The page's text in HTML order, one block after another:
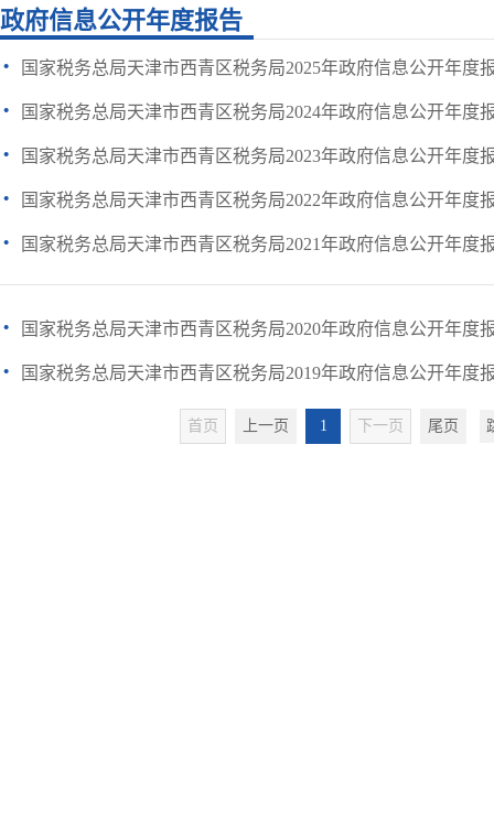
政府信息公开年度报告
· 国家税务总局天津市西青区税务局2025年政府信息公开年度
· 国家税务总局天津市西青区税务局2024年政府信息公开年度
· 国家税务总局天津市西青区税务局2023年政府信息公开年度
· 国家税务总局天津市西青区税务局2022年政府信息公开年度
· 国家税务总局天津市西青区税务局2021年政府信息公开年度
· 国家税务总局天津市西青区税务局2020年政府信息公开年度
· 国家税务总局天津市西青区税务局2019年政府信息公开年度
首页 上一页 1 下一页 尾页